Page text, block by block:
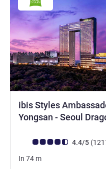
ibis Styles
Yongsan - Seoul
Note Kundenmeinungen
4.4/5
In 74 m